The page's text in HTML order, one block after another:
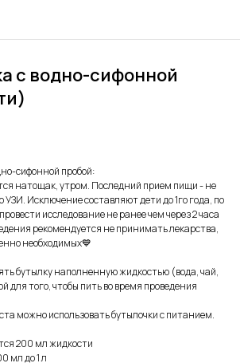
с водно-сифонной
сифонной пробой:
натощак, утром. Последний прием пищи - не
УЗИ. Исключение составляют дети до 1го года, по
исследование не ранее чем через 2 часа
рекомендуется не принимать лекарства,
необходимых💙
бутылку наполненную жидкостью (вода, чай,
для того, чтобы пить во время проведения
можно использовать бутылочки с питанием.
200 мл жидкости
мл до 1 л